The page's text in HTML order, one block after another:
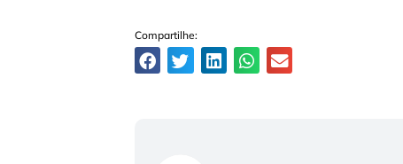
Compartilhe: